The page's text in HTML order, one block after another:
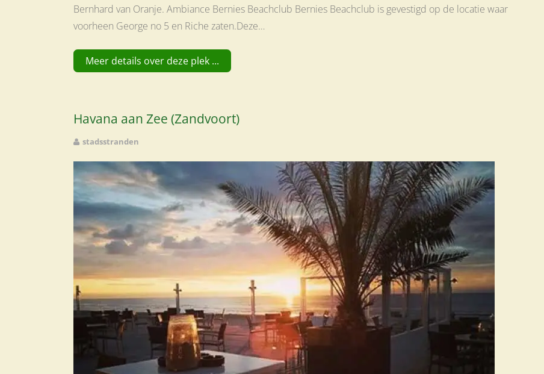
Bernhard van Oranje. Ambiance Bernies Beachclub Bernies Beachclub is gevestigd op de locatie waar
voorheen George no 5 en Riche zaten.Deze…
Meer details over deze plek ...
Havana aan Zee (Zandvoort)
stadsstranden